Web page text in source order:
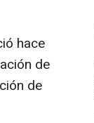
hace
de
de